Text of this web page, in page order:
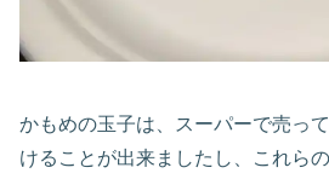
かもめの玉子は、スーパーで売っ
けることが出来ましたし、これら